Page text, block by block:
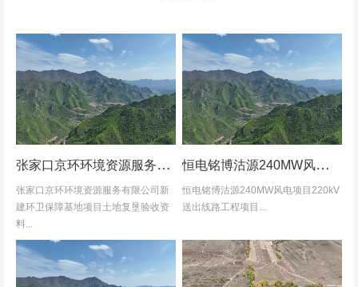
张家口京环环境资源服务有限公司新建环卫保障基地项目土地复垦验收资料
张家口京环环境资源服务有限公司新
建环卫保障基地项目土地复垦验收资
料...
恒电铭博沽源240MW风电项目220kV送出线路工程项目土地复垦验收资料
恒电铭博沽源240MW风电项目220kV
送出线路工程项目...